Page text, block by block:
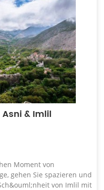
& Imlil
Moment von
gehen Sie spazieren und
von Imlil mit